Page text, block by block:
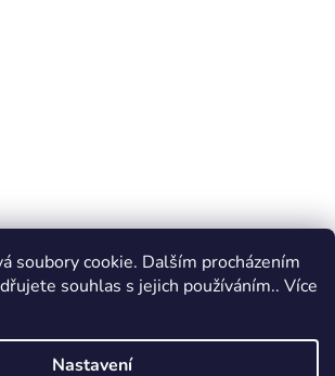
soubory cookie. Dalším procházením
souhlas s jejich používáním.. Více
Nastavení